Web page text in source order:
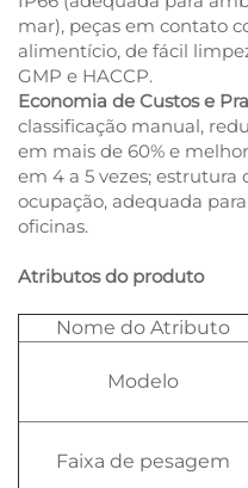
mar), peças em contato
alimentício, de fácil
GMP e HACCP.
Economia de Custos e
classificação manual,
em mais de 60% e
em 4 a 5 vezes;
ocupação, adequada
oficinas.
Atributos do produto
Nome do Atributo
Modelo
Faixa de pesagem